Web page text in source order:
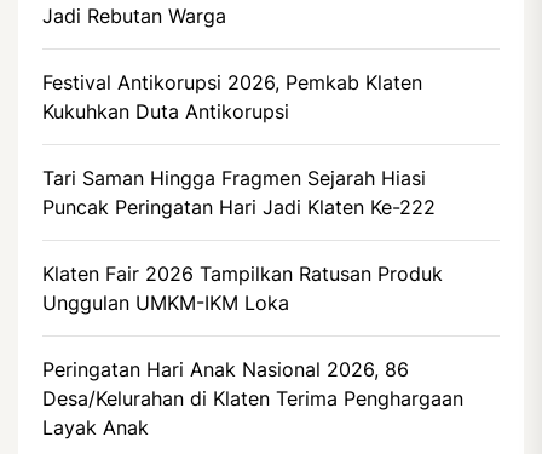
Jadi Rebutan Warga
Festival Antikorupsi 2026, Pemkab Klaten
Kukuhkan Duta Antikorupsi
Tari Saman Hingga Fragmen Sejarah Hiasi
Puncak Peringatan Hari Jadi Klaten Ke-222
Klaten Fair 2026 Tampilkan Ratusan Produk
Unggulan UMKM-IKM Loka
Peringatan Hari Anak Nasional 2026, 86
Desa/Kelurahan di Klaten Terima Penghargaan
Layak Anak